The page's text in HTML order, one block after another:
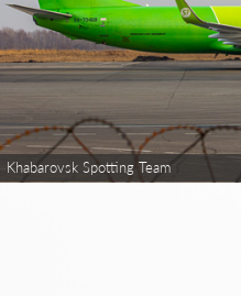
Khabarovsk Spotting Team